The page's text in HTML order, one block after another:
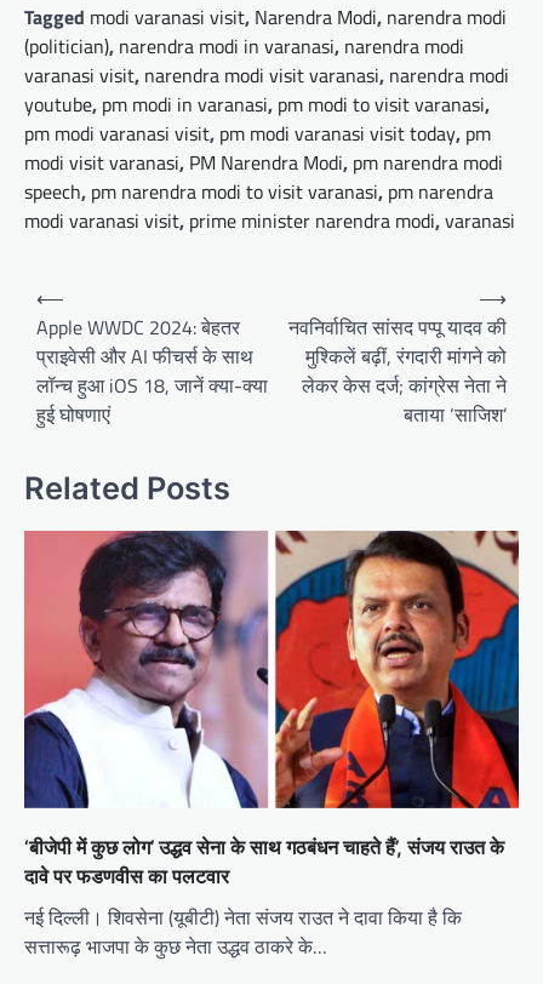
Tagged modi varanasi visit, Narendra Modi, narendra modi
(politician), narendra modi in varanasi, narendra modi
varanasi visit, narendra modi visit varanasi, narendra modi
youtube, pm modi in varanasi, pm modi to visit varanasi,
pm modi varanasi visit, pm modi varanasi visit today, pm
modi visit varanasi, PM Narendra Modi, pm narendra modi
speech, pm narendra modi to visit varanasi, pm narendra
modi varanasi visit, prime minister narendra modi,varanasi
Post
navigation
⟵
Apple WWDC 2024: बेहतर
प्राइवेसी और AI फीचर्स के साथ
लॉन्च हुआ iOS 18, जानें क्या-क्या
हुई घोषणाएं
नवनिर्वाचित सांसद पप्पू यादव की
मुश्किलें बढ़ीं, रंगदारी मांगने को
लेकर केस दर्ज; कांग्रेस नेता ने
बताया ‘साजिश’
⟶
Related Posts
‘बीजेपी में कुछ लोग’ उद्धव सेना के साथ गठबंधन चाहते हैं’, संजय राउत के
दावे पर फडणवीस का पलटवार
नई दिल्ली। शिवसेना (यूबीटी) नेता संजय राउत ने दावा किया है कि
सत्तारूढ़ भाजपा के कुछ नेता उद्धव ठाकरे के…